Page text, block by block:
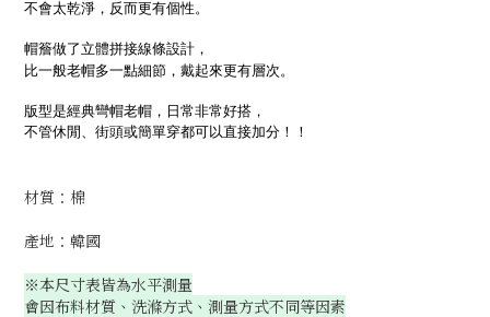
不會太乾淨，反而更有個性。
帽簷做了立體拼接線條設計，
比一般老帽多一點細節，戴起來更有層次。
版型是經典彎帽老帽，日常非常好搭，
不管休閒、街頭或簡單穿都可以直接加分！！
材質：棉
產地：韓國
※本尺寸表皆為水平測量
會因布料材質、洗滌方式、測量方式不同等因素